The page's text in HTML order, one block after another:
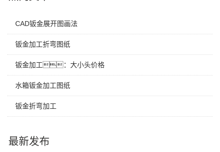
CAD钣金展开图画法
钣金加工折弯图纸
钣金加工：大小头价格
水箱钣金加工图纸
钣金折弯加工
最新发布